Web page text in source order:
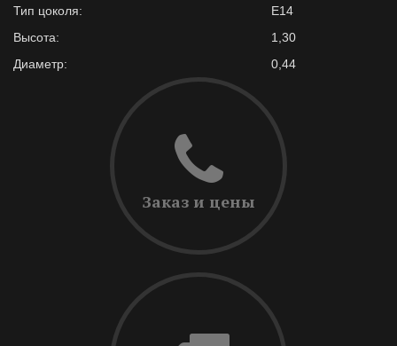
Тип цоколя:
E14
Высота:
1,30
Диаметр:
0,44
Заказ и цены